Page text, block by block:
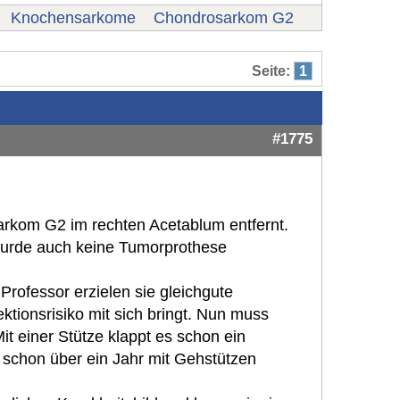
Knochensarkome Chondrosarkom G2
Seite: 1
#1775
G2 im rechten Acetablum entfernt.
auch keine Tumorprothese
erzielen sie gleichgute
mit sich bringt. Nun muss
einer Stütze klappt es schon ein
über ein Jahr mit Gehstützen